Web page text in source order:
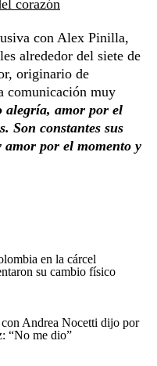
corazón
con Alex Pinilla,
alrededor del siete de
originario de
comunicación muy
alegría, amor por el
Son constantes sus
amor por el momento y
en la cárcel
su cambio físico
Andrea Nocetti dijo por
“No me dio”